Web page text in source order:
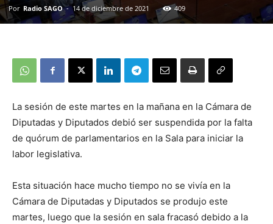
Por Radio SAGO - 14 de diciembre de 2021 409
La sesión de este martes en la mañana en la Cámara de
Diputadas y Diputados debió ser suspendida por la falta
de quórum de parlamentarios en la Sala para iniciar la
labor legislativa.
Esta situación hace mucho tiempo no se vivía en la
Cámara de Diputadas y Diputados se produjo este
martes, luego que la sesión en sala fracasó debido a la